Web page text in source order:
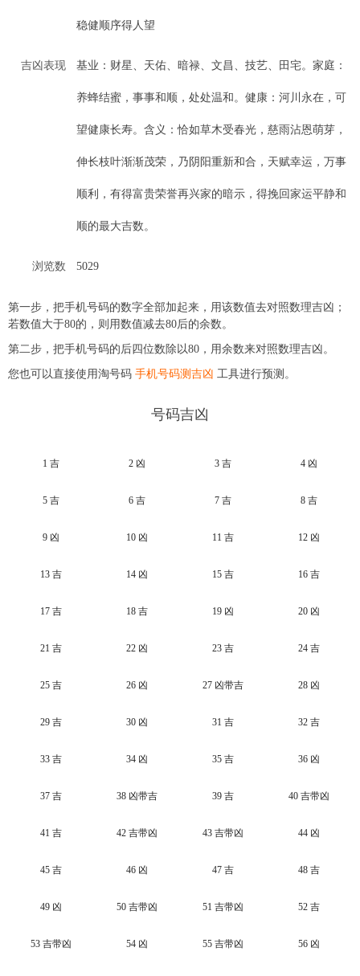
稳健顺序得人望
吉凶表现 基业：财星、天佑、暗禄、文昌、技艺、田宅。家庭：
养蜂结蜜，事事和顺，处处温和。健康：河川永在，可
望健康长寿。含义：恰如草木受春光，慈雨沾恩萌芽，
伸长枝叶渐渐茂荣，乃阴阳重新和合，天赋幸运，万事
顺利，有得富贵荣誉再兴家的暗示，得挽回家运平静和
顺的最大吉数。
浏览数 5029
第一步，把手机号码的数字全部加起来，用该数值去对照数理吉凶；
若数值大于80的，则用数值减去80后的余数。
第二步，把手机号码的后四位数除以80，用余数来对照数理吉凶。
您也可以直接使用淘号码 手机号码测吉凶 工具进行预测。
号码吉凶
1 吉 2 凶 3 吉 4 凶
5 吉 6 吉 7 吉 8 吉
9 凶 10 凶 11 吉 12 凶
13 吉 14 凶 15 吉 16 吉
17 吉 18 吉 19 凶 20 凶
21 吉 22 凶 23 吉 24 吉
25 吉 26 凶 27 凶带吉 28 凶
29 吉 30 凶 31 吉 32 吉
33 吉 34 凶 35 吉 36 凶
37 吉 38 凶带吉 39 吉 40 吉带凶
41 吉 42 吉带凶 43 吉带凶 44 凶
45 吉 46 凶 47 吉 48 吉
49 凶 50 吉带凶 51 吉带凶 52 吉
53 吉带凶 54 凶 55 吉带凶 56 凶